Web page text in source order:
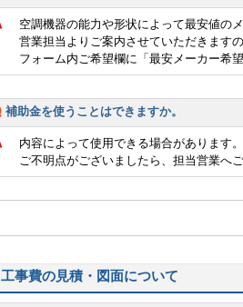
空調機器の能力や形状によって最安値の
営業担当よりご案内させていただきます
フォーム内ご希望欄に「最安メーカー希
補助金を使うことはできますか。
内容によって使用できる場合があります
ご不明点がございましたら、担当営業へ
工事費の見積・図面について